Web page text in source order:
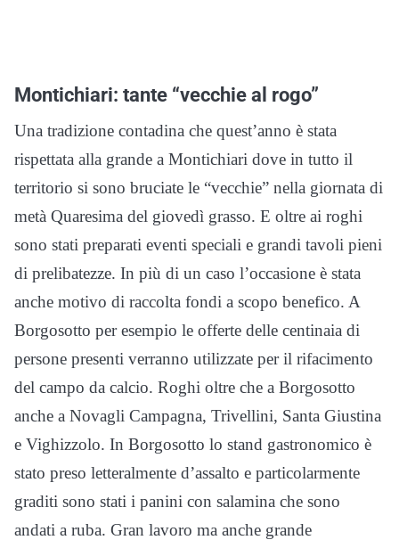
Montichiari: tante “vecchie al rogo”
Una tradizione contadina che quest’anno è stata
rispettata alla grande a Montichiari dove in tutto il
territorio si sono bruciate le “vecchie” nella giornata di
metà Quaresima del giovedì grasso. E oltre ai roghi
sono stati preparati eventi speciali e grandi tavoli pieni
di prelibatezze. In più di un caso l’occasione è stata
anche motivo di raccolta fondi a scopo benefico. A
Borgosotto per esempio le offerte delle centinaia di
persone presenti verranno utilizzate per il rifacimento
del campo da calcio. Roghi oltre che a Borgosotto
anche a Novagli Campagna, Trivellini, Santa Giustina
e Vighizzolo. In Borgosotto lo stand gastronomico è
stato preso letteralmente d’assalto e particolarmente
graditi sono stati i panini con salamina che sono
andati a ruba. Gran lavoro ma anche grande